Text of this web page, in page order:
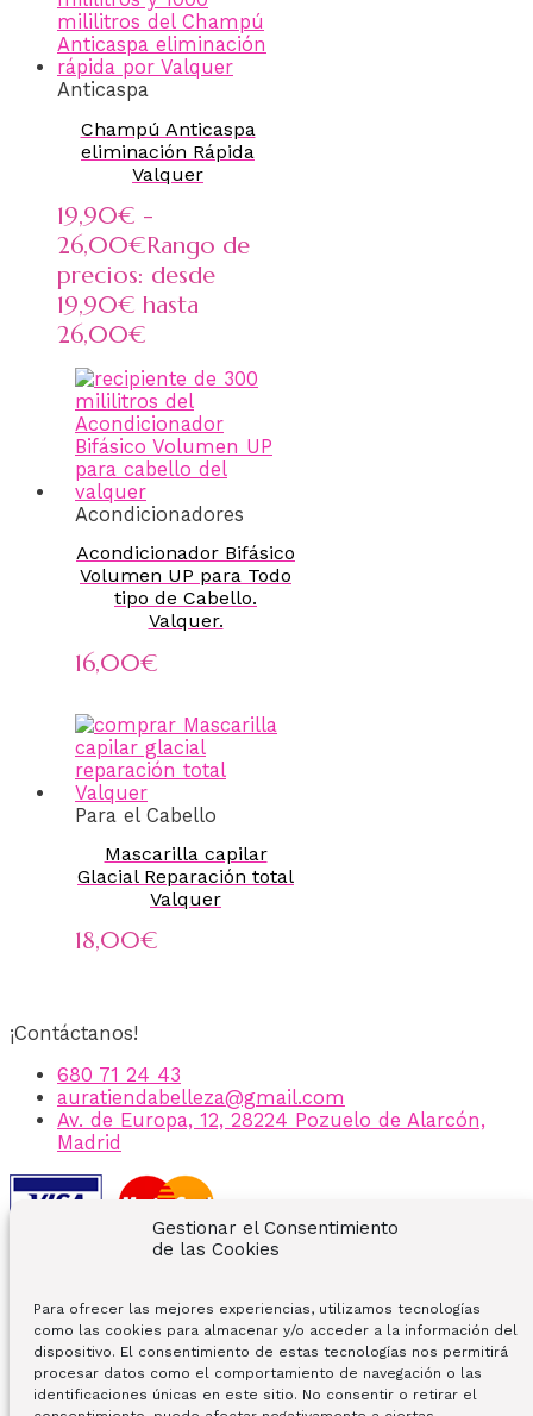
Gestionar el Consentimiento
de las Cookies
Para ofrecer las mejores experiencias, utilizamos tecnologías
como las cookies para almacenar y/o acceder a la información del
dispositivo. El consentimiento de estas tecnologías nos permitirá
procesar datos como el comportamiento de navegación o las
identificaciones únicas en este sitio. No consentir o retirar el
Anticaspa
Champú Anticaspa
eliminación Rápida
Valquer
19,90€ -
26,00€Rango de
precios: desde
19,90€ hasta
26,00€
Acondicionadores
Acondicionador Bifásico
Volumen UP para Todo
tipo de Cabello.
Valquer.
16,00€
Para el Cabello
Mascarilla capilar
Glacial Reparación total
Valquer
18,00€
¡Contáctanos!
680 71 24 43
auratiendabelleza@gmail.com
Av. de Europa, 12, 28224 Pozuelo de Alarcón,
Madrid
Enlaces de interes:
Ofertas y Promociones
Sobre nosotros
Contacto
Mi Cuenta